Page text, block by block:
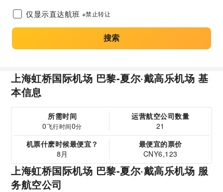
仅显示直达航班 ※禁止转让
搜索
上海虹桥国际机场 巴黎-夏尔·戴高乐机场 基
本信息
所需时间
0飞行时间0分
运营航空公司数量
21
机票什麽时候最便宜？
8月
最便宜的票价
CNY6,123
上海虹桥国际机场 巴黎-夏尔·戴高乐机场 服
务航空公司